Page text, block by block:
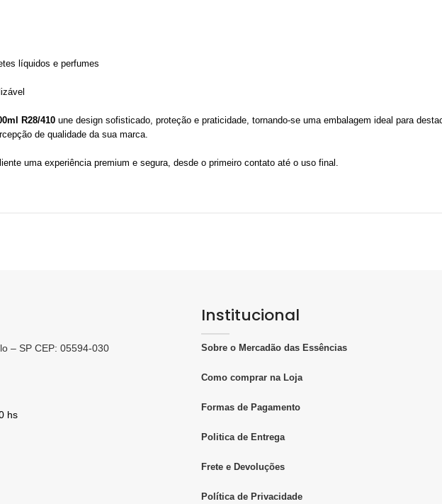
líquidos e perfumes
R28/410 une design sofisticado, proteção e praticidade, tornando-se uma embalagem ideal para
de qualidade da sua marca.
uma experiência premium e segura, desde o primeiro contato até o uso final.
– SP CEP: 05594-030
hs
Institucional
Sobre o Mercadão das Essências
Como comprar na Loja
Formas de Pagamento
Politica de Entrega
Frete e Devoluções
Política de Privacidade